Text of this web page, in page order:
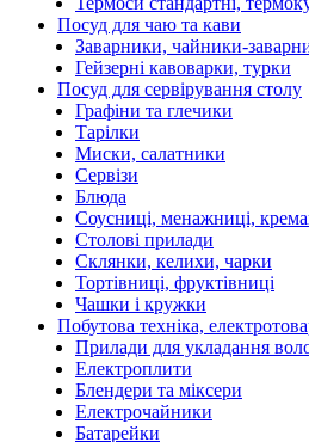
Посуд для чаю та кави
Заварники, чайники-
Гейзерні кавоварки, турки
Посуд для сервірування столу
Графіни та глечики
Тарілки
Миски, салатники
Сервізи
Блюда
Соусниці, менажниці,
Столові прилади
Склянки, келихи, чарки
Тортівниці, фруктівниці
Чашки і кружки
Побутова техніка,
Прилади для укладання
Електроплити
Блендери та міксери
Електрочайники
Батарейки